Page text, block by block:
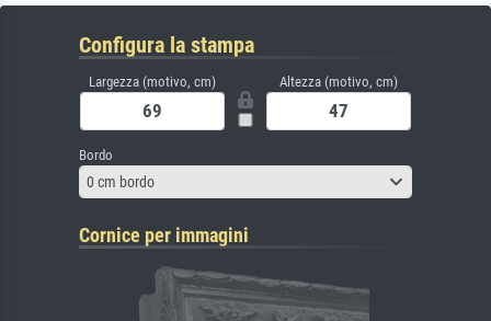
Configura la stampa
Largezza (motivo, cm) Altezza (motivo, cm)
Bordo
0 cm bordo
Cornice per immagini